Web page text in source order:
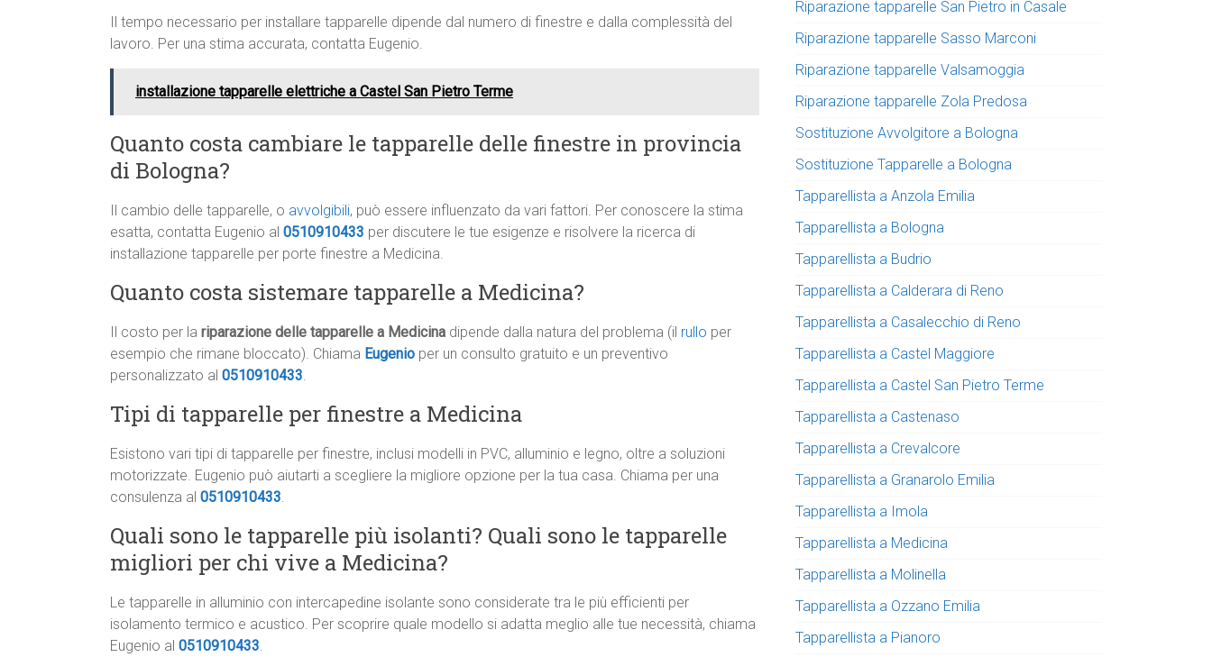
Il tempo necessario per installare tapparelle dipende dal numero di finestre e dalla complessità del
lavoro. Per una stima accurata, contatta Eugenio.
installazione tapparelle elettriche a Castel San Pietro Terme
Quanto costa cambiare le tapparelle delle finestre in provincia
di Bologna?
Il cambio delle tapparelle, o avvolgibili, può essere influenzato da vari fattori. Per conoscere la stima
esatta, contatta Eugenio al 0510910433 per discutere le tue esigenze e risolvere la ricerca di
installazione tapparelle per porte finestre a Medicina.
Quanto costa sistemare tapparelle a Medicina?
Il costo per la riparazione delle tapparelle a Medicina dipende dalla natura del problema (il rullo per
esempio che rimane bloccato). Chiama Eugenio per un consulto gratuito e un preventivo
personalizzato al 0510910433.
Tipi di tapparelle per finestre a Medicina
Esistono vari tipi di tapparelle per finestre, inclusi modelli in PVC, alluminio e legno, oltre a soluzioni
motorizzate. Eugenio può aiutarti a scegliere la migliore opzione per la tua casa. Chiama per una
consulenza al 0510910433.
Quali sono le tapparelle più isolanti? Quali sono le tapparelle
migliori per chi vive a Medicina?
Le tapparelle in alluminio con intercapedine isolante sono considerate tra le più efficienti per
isolamento termico e acustico. Per scoprire quale modello si adatta meglio alle tue necessità, chiama
Eugenio al 0510910433.
Riparazione tapparelle San Pietro in Casale
Riparazione tapparelle Sasso Marconi
Riparazione tapparelle Valsamoggia
Riparazione tapparelle Zola Predosa
Sostituzione Avvolgitore a Bologna
Sostituzione Tapparelle a Bologna
Tapparellista a Anzola Emilia
Tapparellista a Bologna
Tapparellista a Budrio
Tapparellista a Calderara di Reno
Tapparellista a Casalecchio di Reno
Tapparellista a Castel Maggiore
Tapparellista a Castel San Pietro Terme
Tapparellista a Castenaso
Tapparellista a Crevalcore
Tapparellista a Granarolo Emilia
Tapparellista a Imola
Tapparellista a Medicina
Tapparellista a Molinella
Tapparellista a Ozzano Emilia
Tapparellista a Pianoro